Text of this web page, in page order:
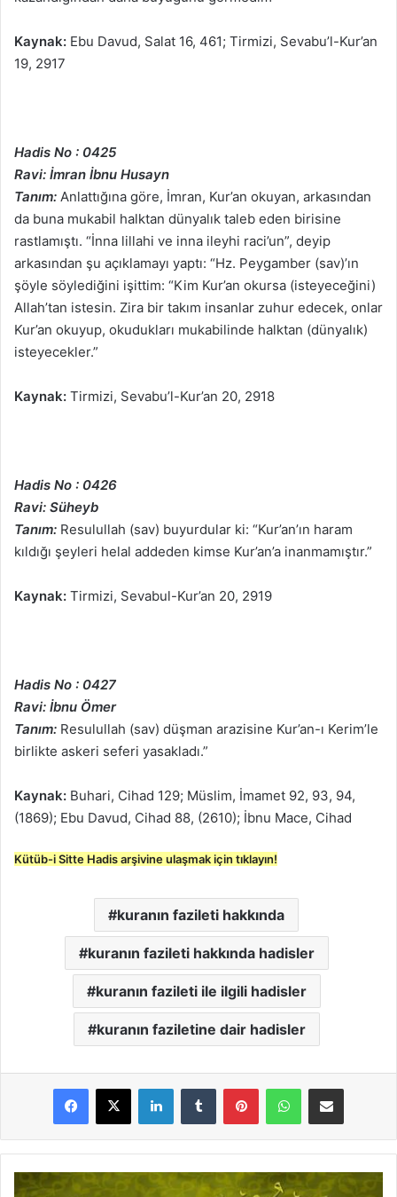
Kaynak: Ebu Davud, Salat 16, 461; Tirmizi, Sevabu’l-Kur’an
19, 2917
Hadis No : 0425
Ravi: İmran İbnu Husayn
Tanım: Anlattığına göre, İmran, Kur’an okuyan, arkasından
da buna mukabil halktan dünyalık taleb eden birisine
rastlamıştı. “İnna lillahi ve inna ileyhi raci’un”, deyip
arkasından şu açıklamayı yaptı: “Hz. Peygamber (sav)’ın
şöyle söylediğini işittim: “Kim Kur’an okursa (isteyeceğini)
Allah’tan istesin. Zira bir takım insanlar zuhur edecek, onlar
Kur’an okuyup, okudukları mukabilinde halktan (dünyalık)
isteyecekler.”
Kaynak: Tirmizi, Sevabu’l-Kur’an 20, 2918
Hadis No : 0426
Ravi: Süheyb
Tanım: Resulullah (sav) buyurdular ki: “Kur’an’ın haram
kıldığı şeyleri helal addeden kimse Kur’an’a inanmamıştır.”
Kaynak: Tirmizi, Sevabul-Kur’an 20, 2919
Hadis No : 0427
Ravi: İbnu Ömer
Tanım: Resulullah (sav) düşman arazisine Kur’an-ı Kerim’le
birlikte askeri seferi yasakladı.”
Kaynak: Buhari, Cihad 129; Müslim, İmamet 92, 93, 94,
(1869); Ebu Davud, Cihad 88, (2610); İbnu Mace, Cihad
Kütüb-i Sitte Hadis arşivine ulaşmak için tıklayın!
kuranın fazileti hakkında
kuranın fazileti hakkında hadisler
kuranın fazileti ile ilgili hadisler
kuranın faziletine dair hadisler